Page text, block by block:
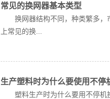
常见的换网器基本类型
换网器结构不同，种类繁多，
上常见的换...
生产塑料时为什么要使用不停
塑料生产时为什么要用不停机